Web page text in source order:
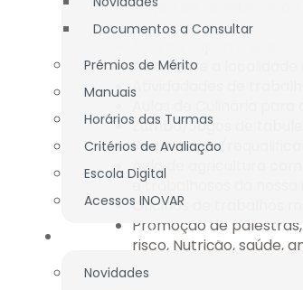
Documentos a Consultar
Prémios de Mérito
Manuais
Horários das Turmas
Critérios de Avaliação
Escola Digital
Acessos INOVAR
DOCENTES / TÉCNICOS
Novidades
Acção de
reciclagem.
Aula de Suporte
Aula sobre a
Atividadades de
Zumba/Jogos de
Reabilitação/
Aula de agricultura
e trabalhosos da
Oficinas de trabalhos
Promoção de
risco, Nutrição, saúde,